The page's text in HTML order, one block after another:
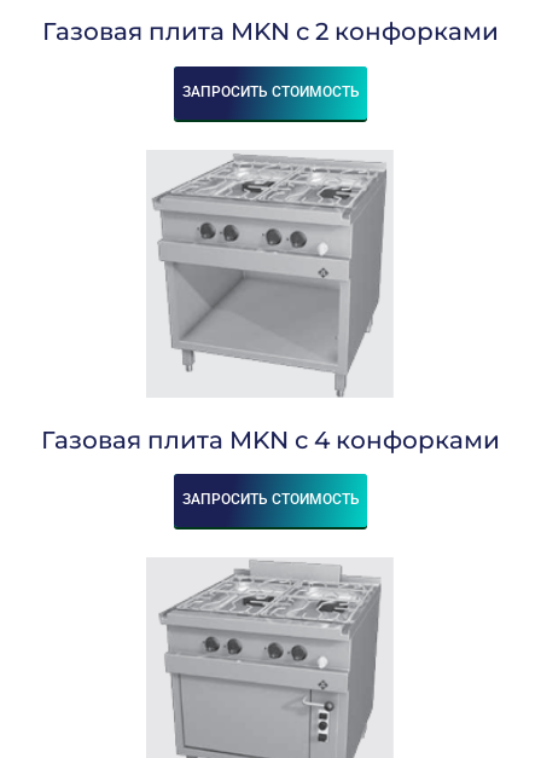
Комплексное
оснащение
Поставка
аксессуаров и
запасных частей
Оборудование
профессиональной
кухни
Газовая плита MKN с 2 конфорками
ЗАПРОСИТЬ СТОИМОСТЬ
Газовая плита MKN с 4 конфорками
ЗАПРОСИТЬ СТОИМОСТЬ